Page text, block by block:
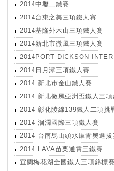
2014中壢二鐵賽
2014台東之美三項鐵人賽
2014基隆外木山三項鐵人賽
2014新北市微風三項鐵人賽
2014PORT DICKSON
2014日月潭三項鐵人賽
2014 新北市金山鐵人賽
2014 新北微風亞洲盃鐵人三項
2014 彰化陵線139鐵人二項挑
2014 洄瀾國際三項鐵人賽
2014 台南烏山頭水庫青奧選拔
2014 LAVA苗栗通霄三鐵賽
宜蘭梅花湖全國鐵人三項錦標賽